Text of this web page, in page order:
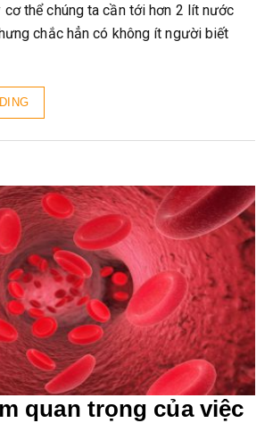
cơ thể chúng ta cần tới hơn 2 lít nước
chắc hẳn có không ít người biết
quan trọng của việc